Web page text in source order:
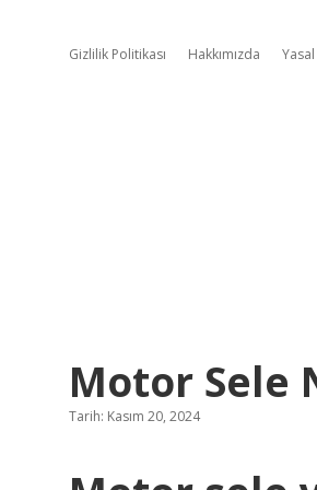
Gizlilik Politikası Hakkımızda Yasal
Motor Sele
Tarih: Kasım 20, 2024